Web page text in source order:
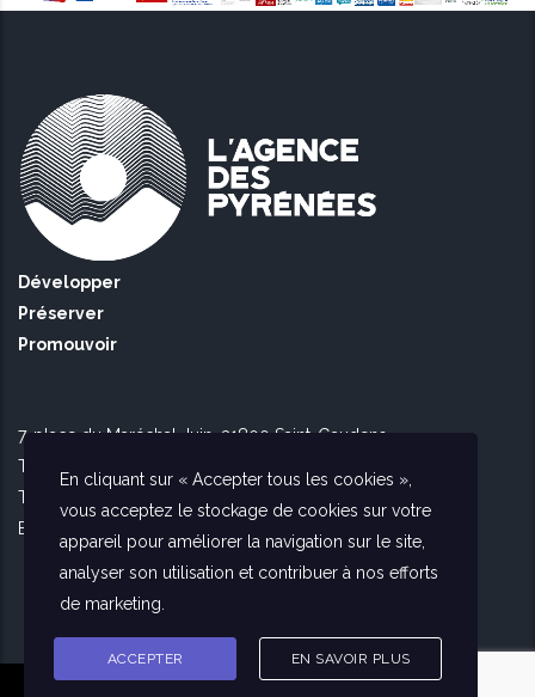
Développer
Préserver
Promouvoir
7, place du Maréchal Juin, 31800 Saint-Gaudens
Tél Toulouse : 09 51 90 16 56
Tél Saint Gaudens : 09 73 56 26 02
E-mail :
En cliquant sur « Accepter tous les cookies »,
vous acceptez le stockage de cookies sur votre
appareil pour améliorer la navigation sur le site,
analyser son utilisation et contribuer à nos efforts
de marketing.
ACCEPTER EN SAVOIR PLUS